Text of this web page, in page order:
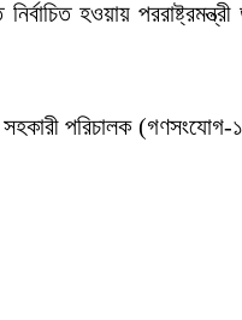
হওয়ায়
পরিচালক (গণসংযোগ-